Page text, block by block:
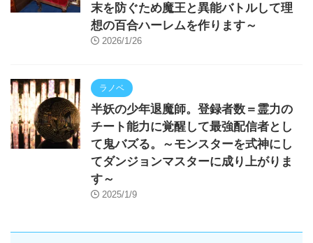
末を防ぐため魔王と異能バトルして理
想の百合ハーレムを作ります～
2026/1/26
ラノベ
半妖の少年退魔師。登録者数＝霊力の
チート能力に覚醒して最強配信者とし
て鬼バズる。～モンスターを式神にし
てダンジョンマスターに成り上がりま
す～
2025/1/9